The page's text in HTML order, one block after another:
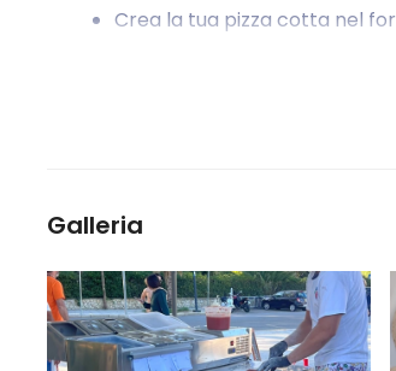
Crea la tua pizza cotta nel
Sorseggiate bevande locali
Galleria